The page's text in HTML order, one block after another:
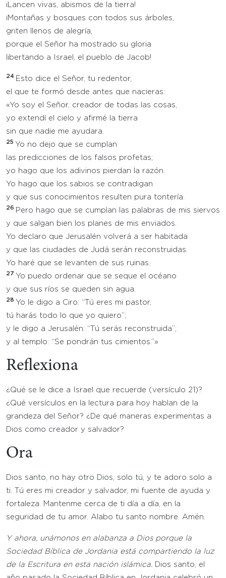
¡Lancen vivas, abismos de la tierra!
¡Montañas y bosques con todos sus árboles,
griten llenos de alegría,
porque el Señor ha mostrado su gloria
libertando a Israel, el pueblo de Jacob!
24 Esto dice el Señor, tu redentor,
el que te formó desde antes que nacieras:
«Yo soy el Señor, creador de todas las cosas,
yo extendí el cielo y afirmé la tierra
sin que nadie me ayudara.
25 Yo no dejo que se cumplan
las predicciones de los falsos profetas;
yo hago que los adivinos pierdan la razón.
Yo hago que los sabios se contradigan
y que sus conocimientos resulten pura tontería.
26 Pero hago que se cumplan las palabras de mis siervos
y que salgan bien los planes de mis enviados.
Yo declaro que Jerusalén volverá a ser habitada
y que las ciudades de Judá serán reconstruidas.
Yo haré que se levanten de sus ruinas.
27 Yo puedo ordenar que se seque el océano
y que sus ríos se queden sin agua.
28 Yo le digo a Ciro: “Tú eres mi pastor,
tú harás todo lo que yo quiero”;
y le digo a Jerusalén: “Tú serás reconstruida”;
y al templo: “Se pondrán tus cimientos.”»
Reflexiona
¿Qué se le dice a Israel que recuerde (versículo 21)?
¿Qué versículos en la lectura para hoy hablan de la
grandeza del Señor? ¿De qué maneras experimentas a
Dios como creador y salvador?
Ora
Dios santo, no hay otro Dios, solo tú, y te adoro solo a
ti. Tú eres mi creador y salvador, mi fuente de ayuda y
fortaleza. Mantenme cerca de ti día a día, en la
seguridad de tu amor. Alabo tu santo nombre. Amén.
Y ahora, unámonos en alabanza a Dios porque la
Sociedad Bíblica de Jordania está compartiendo la luz
de la Escritura en esta nación islámica.
Dios santo, el